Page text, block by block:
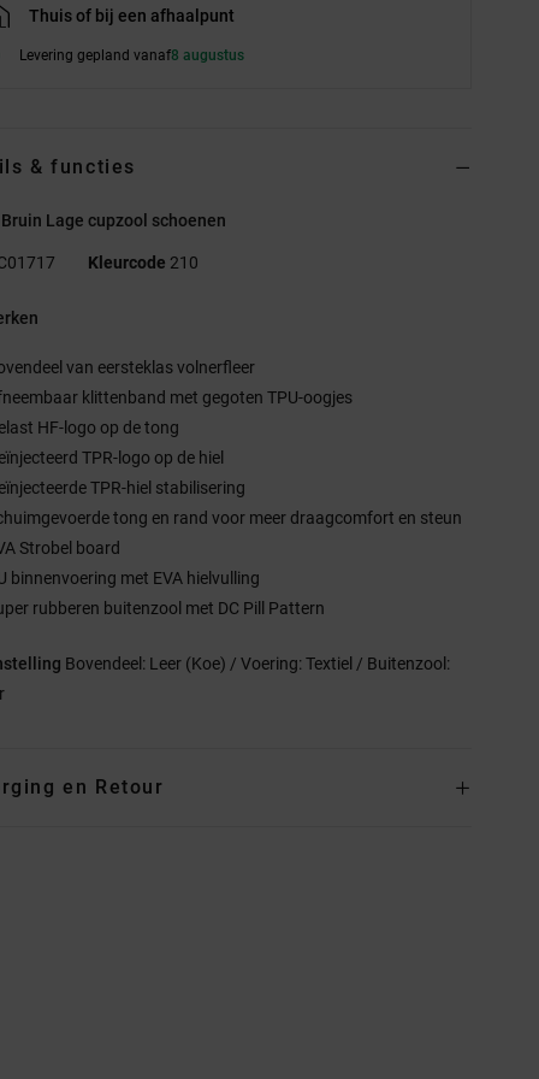
Thuis of bij een afhaalpunt
Levering gepland vanaf8 augustus
& functies
Lage cupzool schoenen
Kleurcode 210
van eersteklas volnerfleer
klittenband met gegoten TPU-oogjes
HF-logo op de tong
TPR-logo op de hiel
TPR-hiel stabilisering
tong en rand voor meer draagcomfort en steun
Strobel board
binnenvoering met EVA hielvulling
rubberen buitenzool met DC Pill Pattern
Bovendeel: Leer (Koe) / Voering: Textiel / Buitenzool:
en Retour